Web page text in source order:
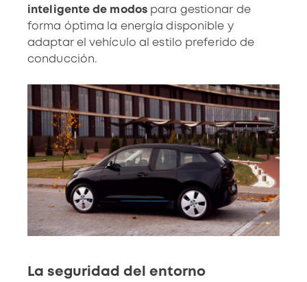
inteligente de modos para gestionar de
forma óptima la energía disponible y
adaptar el vehículo al estilo preferido de
conducción.
La seguridad del entorno